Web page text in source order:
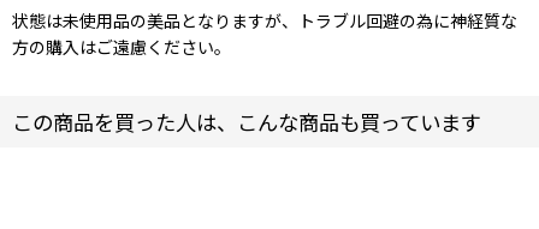
状態は未使用品の美品となりますが、トラブル回避の為に神経質な
方の購入はご遠慮ください。
この商品を買った人は、こんな商品も買っています